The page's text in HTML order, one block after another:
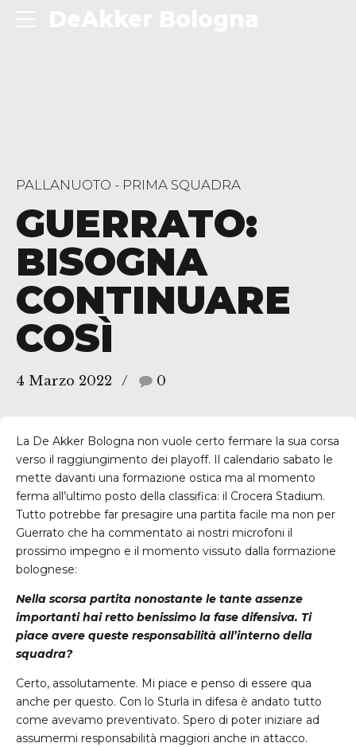
PALLANUOTO - PRIMA SQUADRA
GUERRATO:
BISOGNA
CONTINUARE
COSÌ
4 Marzo 2022 0
La De Akker Bologna non vuole certo fermare la sua corsa
verso il raggiungimento dei playoff. Il calendario sabato le
mette davanti una formazione ostica ma al momento
ferma all’ultimo posto della classifica: il Crocera Stadium.
Tutto potrebbe far presagire una partita facile ma non per
Guerrato che ha commentato ai nostri microfoni il
prossimo impegno e il momento vissuto dalla formazione
bolognese:
Nella scorsa partita nonostante le tante assenze
importanti hai retto benissimo la fase difensiva. Ti
piace avere queste responsabilità all’interno della
squadra?
Certo, assolutamente. Mi piace e penso di essere qua
anche per questo. Con lo Sturla in difesa è andato tutto
come avevamo preventivato. Spero di poter iniziare ad
assumermi responsabilità maggiori anche in attacco.